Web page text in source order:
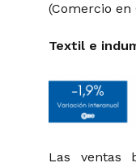
(Comercio en
Textil e
Las ventas